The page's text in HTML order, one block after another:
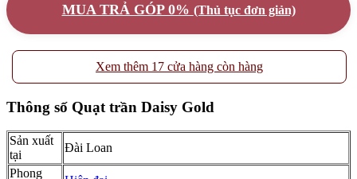
MUA TRẢ GÓP 0% (Thủ tục đơn giản)
Xem thêm 17 cửa hàng còn hàng
Thông số Quạt trần Daisy Gold
Sản xuất
tại
Đài Loan
Phong